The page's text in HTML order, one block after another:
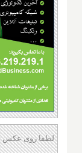
لطفا روی عکس